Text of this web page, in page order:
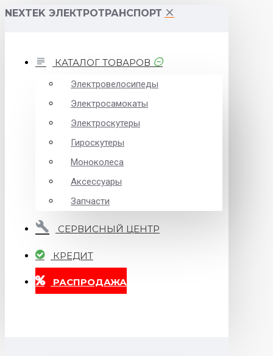
NEXTEK ЭЛЕКТРОТРАНСПОРТ
КАТАЛОГ ТОВАРОВ
Электровелосипеды
Электросамокаты
Электроскутеры
Гироскутеры
Моноколеса
Аксессуары
Запчасти
СЕРВИСНЫЙ ЦЕНТР
КРЕДИТ
РАСПРОДАЖА